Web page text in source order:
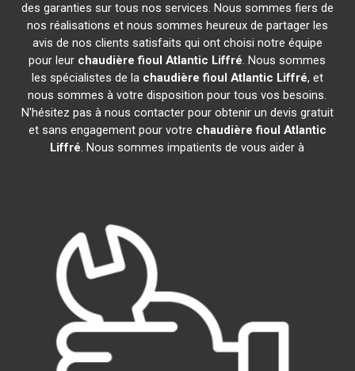
des garanties sur tous nos services. Nous sommes fiers de
nos réalisations et nous sommes heureux de partager les
avis de nos clients satisfaits qui ont choisi notre équipe
pour leur chaudière fioul Atlantic Liffré. Nous sommes
les spécialistes de la chaudière fioul Atlantic Liffré, et
nous sommes à votre disposition pour tous vos besoins.
N'hésitez pas à nous contacter pour obtenir un devis gratuit
et sans engagement pour votre chaudière fioul Atlantic
Liffré. Nous sommes impatients de vous aider à